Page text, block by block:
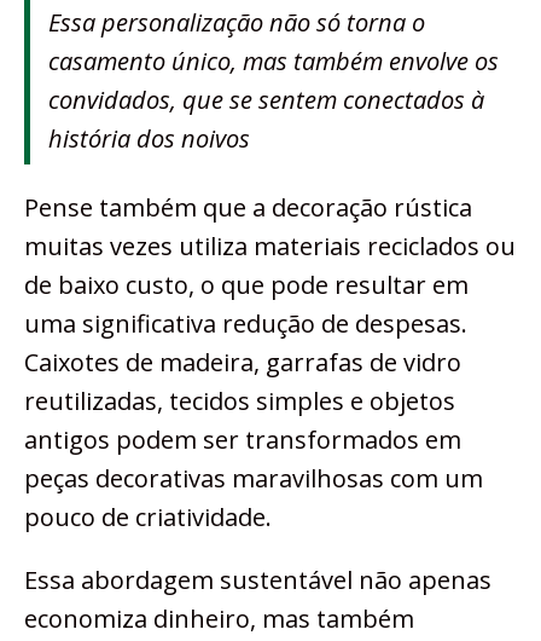
Essa personalização não só torna o
casamento único, mas também envolve os
convidados, que se sentem conectados à
história dos noivos
Pense também que a decoração rústica
muitas vezes utiliza materiais reciclados ou
de baixo custo, o que pode resultar em
uma significativa redução de despesas.
Caixotes de madeira, garrafas de vidro
reutilizadas, tecidos simples e objetos
antigos podem ser transformados em
peças decorativas maravilhosas com um
pouco de criatividade.
Essa abordagem sustentável não apenas
economiza dinheiro, mas também